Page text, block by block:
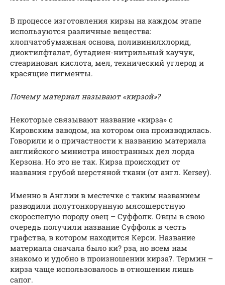
В процессе изготовления кирзы на каждом этапе
используются различные вещества:
хлопчатобумажная основа, поливинилхлорид,
диоктилфталат, бутадиен-нитрильный каучук,
стеариновая кислота, мел, технический углерод и
красящие пигменты.
Почему материал называют «кирзой»?
Некоторые связывают название «кирза» с
Кировским заводом, на котором она производилась.
Говорили и о причастности к названию материала
английского министра иностранных дел лорда
Керзона. Но это не так. Кирза происходит от
названия грубой шерстяной ткани (от англ. Kersey).
Именно в Англии в местечке с таким названием
разводили полутонкорунную мясошерстную
скороспелую породу овец – Суффолк. Овцы в свою
очередь получили название Суффолк в честь
графства, в котором находится Керси. Название
материала сначала было ки? рза, но всем нам
знакомо и удобно в произношении кирза?. Термин –
кирза чаще использовалось в отношении лишь
сапог.